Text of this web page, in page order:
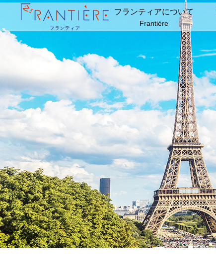
フランティアについて
Frantière